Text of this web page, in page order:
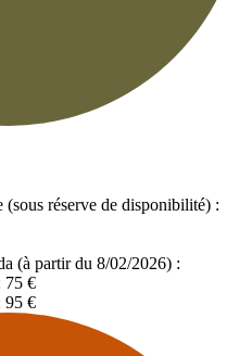
réserve de disponibilité) :
(à partir du 8/02/2026) :
75 €
95 €